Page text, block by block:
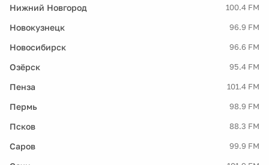
Нижний Новгород 100.4 FM
Новокузнецк 96.9 FM
Новосибирск 96.6 FM
Озёрск 95.4 FM
Пенза 101.4 FM
Пермь 98.9 FM
Псков 88.3 FM
Саров 99.9 FM